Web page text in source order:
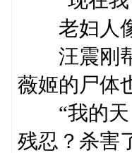
老妇人像
汪震刚帮
薇姬的尸体
“我的天！
残忍？杀害